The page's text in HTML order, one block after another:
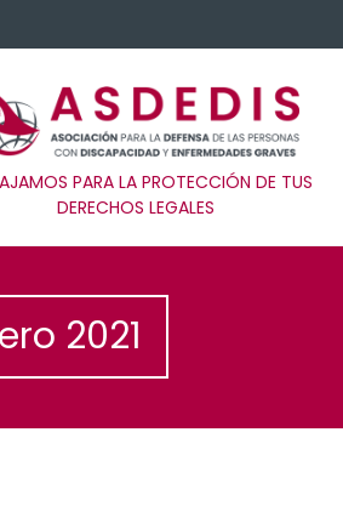
PARA LA PROTECCIÓN DE TUS
DERECHOS LEGALES
2021